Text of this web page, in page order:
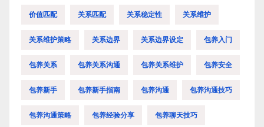
价值匹配 关系匹配 关系稳定性 关系维护
关系维护策略 关系边界 关系边界设定 包养入门
包养关系 包养关系沟通 包养关系维护 包养安全
包养新手 包养新手指南 包养沟通 包养沟通技巧
包养沟通策略 包养经验分享 包养聊天技巧